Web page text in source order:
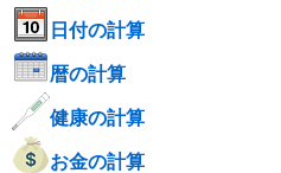
日付の計算
暦の計算
健康の計算
お金の計算